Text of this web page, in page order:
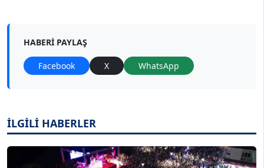
HABERI PAYLAŞ
Facebook X WhatsApp
İLGİLİ HABERLER